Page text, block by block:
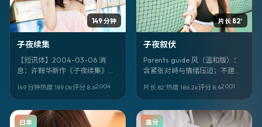
149 分钟
子夜续集
【短讯体】2004-03-06 消
息：许鞍华新作《子夜续集》定
利。领衔：乔杉、小栗旬、佟大
为。
149 分钟热度 189.0k评分 8.62004
片长 82′
子夜叙伏
Parents guide 风（温和版）：
含紧张对峙与情绪压迫；不建议
夜叙伏》，杜琪峰作品，关锦
鹏、李钟硕、宫崎葵主演。
片长 82′热度 186.2k评分 8.42001
日本 高分